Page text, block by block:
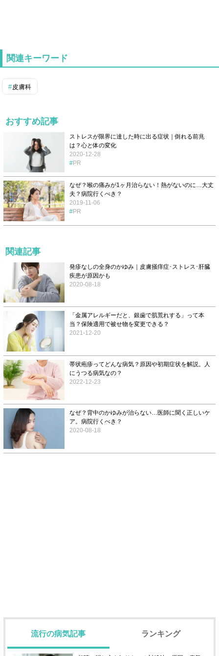
関連キーワード
皮膚科
おすすめ記事
ストレスが限界に達した時に出る症状｜倒れる前兆
は？心と体の変化
2020-12-28
PR
なぜ？喉の痛みが1ヶ月治らない！熱がないのに…大丈
夫？病院行くべき？
2019-11-06
PR
関連記事
発疹なしの全身のかゆみ｜皮膚掻痒症･ストレス･肝臓
疾患が原因かも
2020-08-18
「金属アレルギーだと、銀歯で肌荒れする」って本
当？保険適用で被せ物を変更できる？
2021-12-20
帯状疱疹ってどんな病気？原因や初期症状を解説。人
にうつる病気なの？
2022-12-23
なぜ？背中のかゆみが治らない…医師に聞く正しいケ
ア。病院行くべき？
2020-08-18
流行の病気記事 ランキング